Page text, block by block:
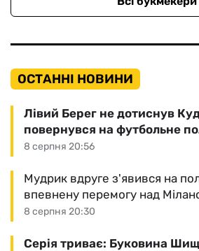
ОСТАННІ НОВИНИ
8 серпня 20:56
Лівий Берег не дотиснув
повернувся на футбольне
8 серпня 20:30
Мудрик вдруге з'явився на
впевнену перемогу над
Серія триває: Буковина